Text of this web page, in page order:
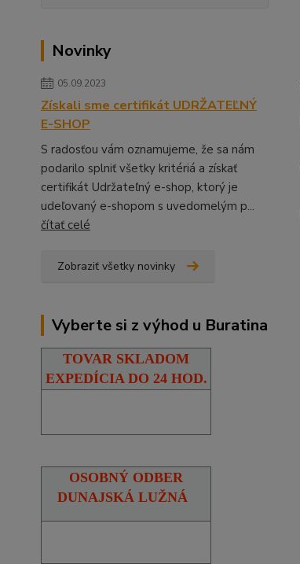
Novinky
05.09.2023
Získali sme certifikát UDRŽATEĽNÝ
E-SHOP
S radosťou vám oznamujeme, že sa nám
podarilo splniť všetky kritériá a získať
certifikát Udržateľný e-shop, ktorý je
udeľovaný e-shopom s uvedomelým p...
čítať celé
Zobraziť všetky novinky
Vyberte si z výhod u Buratina
TOVAR SKLADOM
EXPEDÍCIA DO 24 HOD.
OSOBNÝ ODBER
DUNAJSKÁ LUŽNÁ